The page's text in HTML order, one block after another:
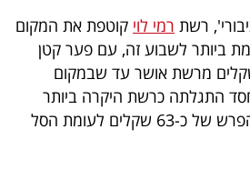
רשת רמי לוי קוטפת את המקום
ביותר לשבוע זה, עם פער קטן
מרשת אושר עד שבמקום
התגלתה כרשת היקרה ביותר
בבדיקה הנוכחית, עם הפרש של כ-63 שקלים לעומת הסל